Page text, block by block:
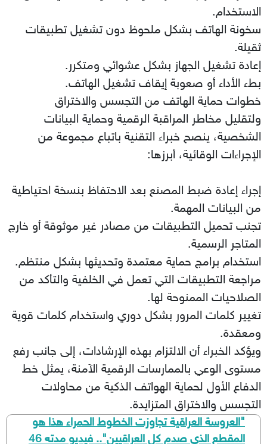
الاستخدام.
سخونة الهاتف بشكل ملحوظ دون تشغيل تطبيقات
ثقيلة.
إعادة تشغيل الجهاز بشكل عشوائي ومتكرر.
بطء الأداء أو صعوبة إيقاف تشغيل الهاتف.
خطوات حماية الهاتف من التجسس والاختراق
ولتقليل مخاطر المراقبة الرقمية وحماية البيانات
الشخصية، ينصح خبراء التقنية باتباع مجموعة من
الإجراءات الوقائية، أبرزها:
إجراء إعادة ضبط المصنع بعد الاحتفاظ بنسخة احتياطية
من البيانات المهمة.
تجنب تحميل التطبيقات من مصادر غير موثوقة أو خارج
المتاجر الرسمية.
استخدام برامج حماية معتمدة وتحديثها بشكل منتظم.
مراجعة التطبيقات التي تعمل في الخلفية والتأكد من
الصلاحيات الممنوحة لها.
تغيير كلمات المرور بشكل دوري واستخدام كلمات قوية
ومعقدة.
ويؤكد الخبراء أن الالتزام بهذه الإرشادات، إلى جانب رفع
مستوى الوعي بالممارسات الرقمية الآمنة، يمثل خط
الدفاع الأول لحماية الهواتف الذكية من محاولات
التجسس والاختراق المتزايدة.
​"العروسة العراقية تجاوزت الخطوط الحمراء هذا هو
المقطع الذي صدم كل العراقيين".. فيديو مدته 46